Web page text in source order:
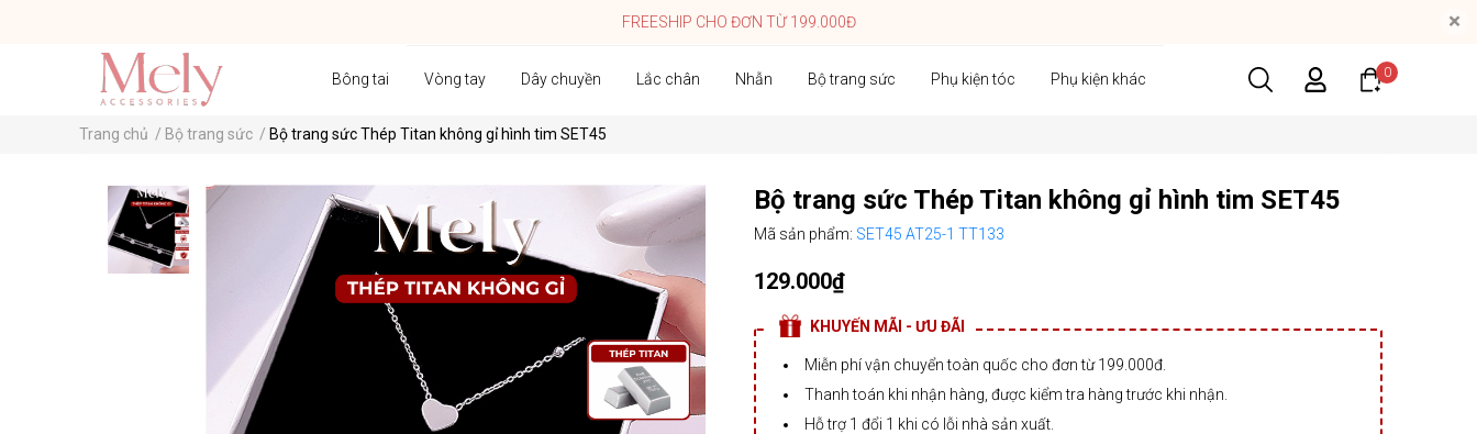
FREESHIP CHO ĐƠN TỪ 199.000Đ ×
Bông tai Vòng tay Dây chuyền Lắc chân Nhẫn Bộ trang sức Phụ kiện tóc Phụ kiện khác 0
Trang chủ / Bộ trang sức / Bộ trang sức Thép Titan không gỉ hình tim SET45
Bộ trang sức Thép Titan không gỉ hình tim SET45
Mã sản phẩm: SET45 AT25-1 TT133
129.000₫
KHUYẾN MÃI - ƯU ĐÃI
Miễn phí vận chuyển toàn quốc cho đơn từ 199.000đ.
Thanh toán khi nhận hàng, được kiểm tra hàng trước khi nhận.
Hỗ trợ 1 đổi 1 khi có lỗi nhà sản xuất.